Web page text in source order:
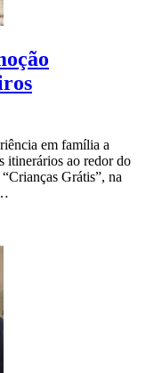
em família a
itinerários ao redor do
Grátis”, na